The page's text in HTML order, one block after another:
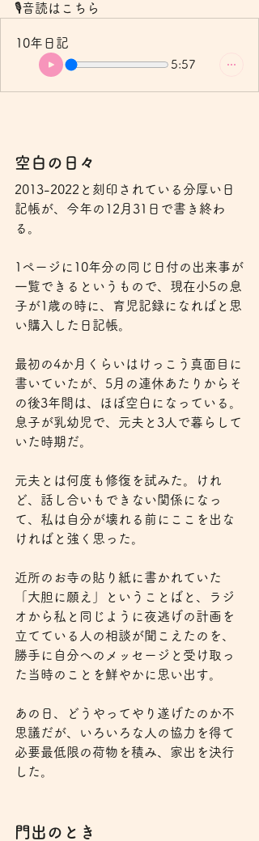
🎙️音読はこちら
10年日記
5:57
空白の日々
2013-2022と刻印されている分厚い日
記帳が、今年の12月31日で書き終わ
る。
1ページに10年分の同じ日付の出来事が
一覧できるというもので、現在小5の息
子が1歳の時に、育児記録になればと思
い購入した日記帳。
最初の4か月くらいはけっこう真面目に
書いていたが、5月の連休あたりからそ
の後3年間は、ほぼ空白になっている。
息子が乳幼児で、元夫と3人で暮らして
いた時期だ。
元夫とは何度も修復を試みた。けれ
ど、話し合いもできない関係になっ
て、私は自分が壊れる前にここを出な
ければと強く思った。
近所のお寺の貼り紙に書かれていた
「大胆に願え」ということばと、ラジ
オから私と同じように夜逃げの計画を
立てている人の相談が聞こえたのを、
勝手に自分へのメッセージと受け取っ
た当時のことを鮮やかに思い出す。
あの日、どうやってやり遂げたのか不
思議だが、いろいろな人の協力を得て
必要最低限の荷物を積み、家出を決行
した。
門出のとき